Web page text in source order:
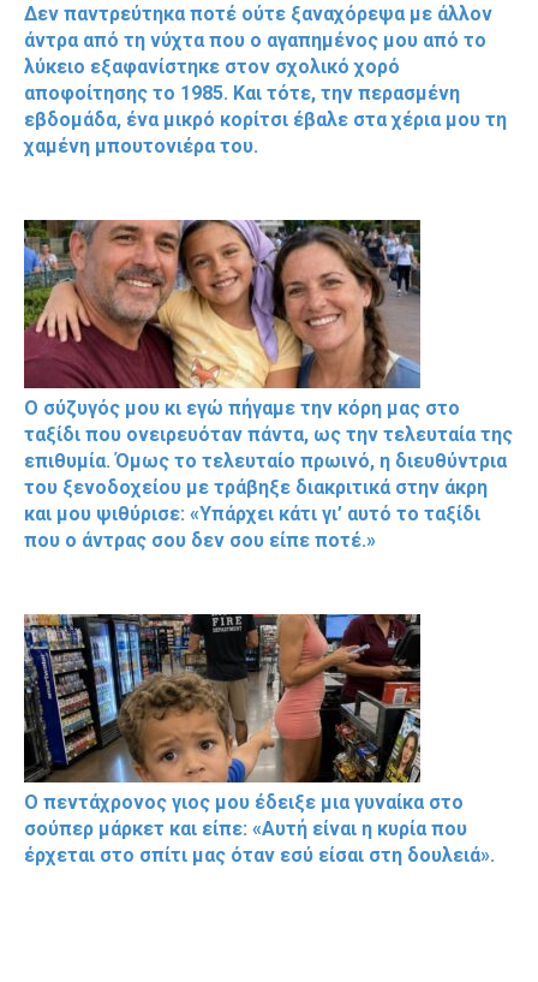
Δεν παντρεύτηκα ποτέ ούτε ξαναχόρεψα με άλλον
άντρα από τη νύχτα που ο αγαπημένος μου από το
λύκειο εξαφανίστηκε στον σχολικό χορό
αποφοίτησης το 1985. Και τότε, την περασμένη
εβδομάδα, ένα μικρό κορίτσι έβαλε στα χέρια μου τη
χαμένη μπουτονιέρα του.
Ο σύζυγός μου κι εγώ πήγαμε την κόρη μας στο
ταξίδι που ονειρευόταν πάντα, ως την τελευταία της
επιθυμία. Όμως το τελευταίο πρωινό, η διευθύντρια
του ξενοδοχείου με τράβηξε διακριτικά στην άκρη
και μου ψιθύρισε: «Υπάρχει κάτι γι’ αυτό το ταξίδι
που ο άντρας σου δεν σου είπε ποτέ.»
Ο πεντάχρονος γιος μου έδειξε μια γυναίκα στο
σούπερ μάρκετ και είπε: «Αυτή είναι η κυρία που
έρχεται στο σπίτι μας όταν εσύ είσαι στη δουλειά».